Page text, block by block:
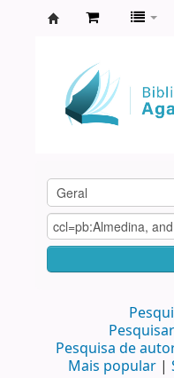
Agamenon
Magalhães
Pesquisa de
Mais popular